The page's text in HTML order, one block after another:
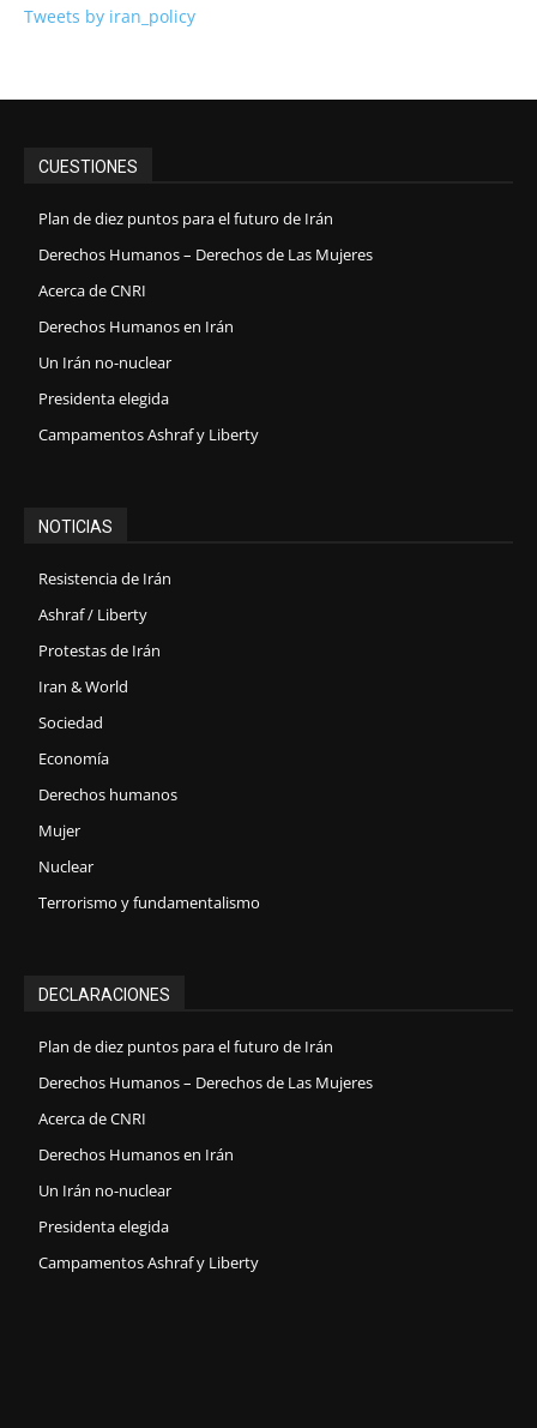
Tweets by iran_policy
CUESTIONES
Plan de diez puntos para el futuro de Irán
Derechos Humanos – Derechos de Las Mujeres
Acerca de CNRI
Derechos Humanos en Irán
Un Irán no-nuclear
Presidenta elegida
Campamentos Ashraf y Liberty
NOTICIAS
Resistencia de Irán
Ashraf / Liberty
Protestas de Irán
Iran & World
Sociedad
Economía
Derechos humanos
Mujer
Nuclear
Terrorismo y fundamentalismo
DECLARACIONES
Plan de diez puntos para el futuro de Irán
Derechos Humanos – Derechos de Las Mujeres
Acerca de CNRI
Derechos Humanos en Irán
Un Irán no-nuclear
Presidenta elegida
Campamentos Ashraf y Liberty